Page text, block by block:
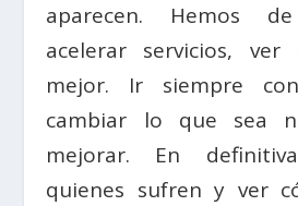
aparecen. Hemos
acelerar servicios, ver
mejor. Ir siempre
cambiar lo que sea
mejorar. En
quienes sufren y ver